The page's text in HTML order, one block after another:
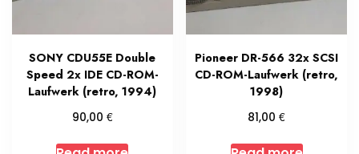
SONY CDU55E Double
Speed 2x IDE CD-ROM-
Laufwerk (retro, 1994)
90,00 €
Pioneer DR-566 32x SCSI
CD-ROM-Laufwerk (retro,
1998)
81,00€